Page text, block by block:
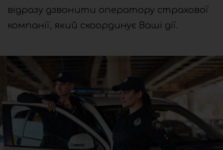
відразу дзвонити оператору страхової
компанії, який скоординує Ваші дії.